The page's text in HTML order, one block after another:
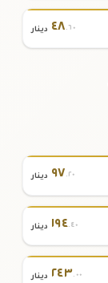
٤٨.٦٠ دينار
٩٧.٢٠ دينار
١٩٤.٤٠ دينار
٢٤٣.٠٠ دينار